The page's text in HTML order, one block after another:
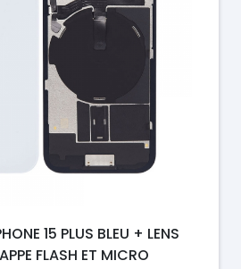
15 PLUS BLEU + LENS
FLASH ET MICRO